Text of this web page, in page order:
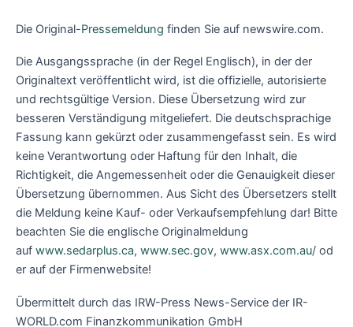
Die Original-Pressemeldung finden Sie auf newswire.com.
Die Ausgangssprache (in der Regel Englisch), in der der
Originaltext veröffentlicht wird, ist die offizielle, autorisierte
und rechtsgültige Version. Diese Übersetzung wird zur
besseren Verständigung mitgeliefert. Die deutschsprachige
Fassung kann gekürzt oder zusammengefasst sein. Es wird
keine Verantwortung oder Haftung für den Inhalt, die
Richtigkeit, die Angemessenheit oder die Genauigkeit dieser
Übersetzung übernommen. Aus Sicht des Übersetzers stellt
die Meldung keine Kauf- oder Verkaufsempfehlung dar! Bitte
beachten Sie die englische Originalmeldung
auf www.sedarplus.ca, www.sec.gov, www.asx.com.au/ od
er auf der Firmenwebsite!
Übermittelt durch das IRW-Press News-Service der IR-
WORLD.com Finanzkommunikation GmbH